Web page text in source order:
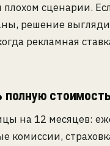
сценарии.
решение
рекламная
полную
на 12 месяцев:
комиссии,